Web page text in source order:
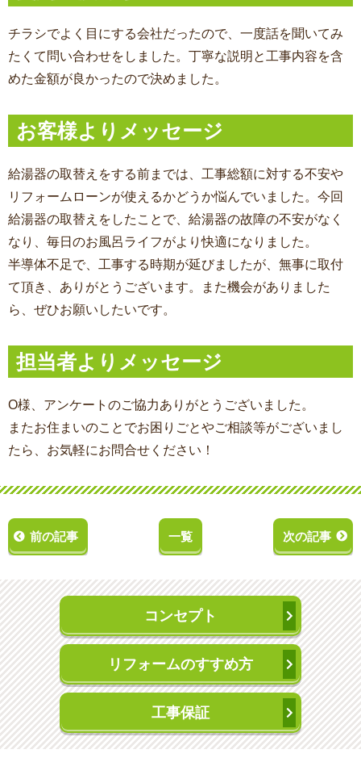
チラシでよく目にする会社だったので、一度話を聞いてみ
たくて問い合わせをしました。丁寧な説明と工事内容を含
めた金額が良かったので決めました。
お客様よりメッセージ
給湯器の取替えをする前までは、工事総額に対する不安や
リフォームローンが使えるかどうか悩んでいました。今回
給湯器の取替えをしたことで、給湯器の故障の不安がなく
なり、毎日のお風呂ライフがより快適になりました。
半導体不足で、工事する時期が延びましたが、無事に取付
て頂き、ありがとうございます。また機会がありました
ら、ぜひお願いしたいです。
担当者よりメッセージ
O様、アンケートのご協力ありがとうございました。
またお住まいのことでお困りごとやご相談等がございまし
たら、お気軽にお問合せください！
前の記事 一覧 次の記事
コンセプト
リフォームのすすめ方
工事保証